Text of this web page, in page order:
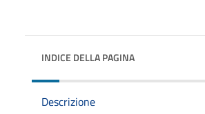
INDICE DELLA PAGINA
Descrizione